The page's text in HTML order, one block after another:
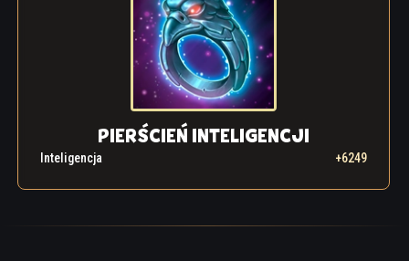
PIERŚCIEŃ INTELIGENCJI
Inteligencja +6249